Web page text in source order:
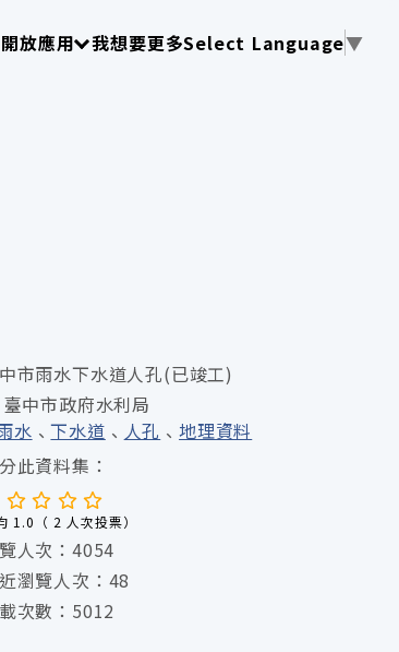
作選單
用 TAB 操作選單
開放應用請使用 TAB 操作選單
我想要更多Select Language▼
市雨水下水道人孔(已竣工)
臺中市政府水利局
水
下水道 人孔
地理資料
此資料集：
1.0（ 2 人次投票）
人次：4054
瀏覽人次：48
次數：5012